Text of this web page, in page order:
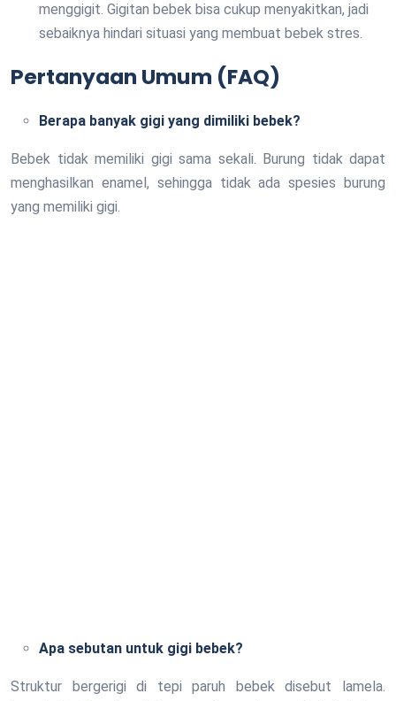
menggigit. Gigitan bebek bisa cukup menyakitkan, jadi
sebaiknya hindari situasi yang membuat bebek stres.
Pertanyaan Umum (FAQ)
Berapa banyak gigi yang dimiliki bebek?
Bebek tidak memiliki gigi sama sekali. Burung tidak dapat
menghasilkan enamel, sehingga tidak ada spesies burung
yang memiliki gigi.
Apa sebutan untuk gigi bebek?
Struktur bergerigi di tepi paruh bebek disebut lamela.